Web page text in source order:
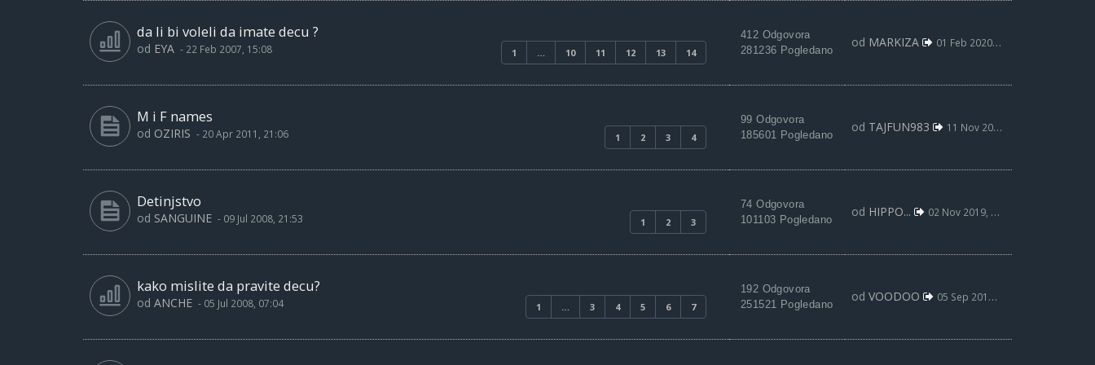
da li bi voleli da imate decu ?
1 … 10 11 12 13 14
od EYA - 22 Feb 2007, 15:08
412 Odgovora
281236 Pogledano
od MARKIZA 01 Feb 2020, 21:41
M i F names
1 2 3 4
od OZIRIS - 20 Apr 2011, 21:06
99 Odgovora
185601 Pogledano
od TAJFUN983 11 Nov 2019, 22:00
Detinjstvo
1 2 3
od SANGUINE - 09 Jul 2008, 21:53
74 Odgovora
101103 Pogledano
od HIPPO... 02 Nov 2019, 18:47
kako mislite da pravite decu?
1 … 3 4 5 6 7
od ANCHE - 05 Jul 2008, 07:04
192 Odgovora
251521 Pogledano
od VOODOO 05 Sep 2019, 01:47